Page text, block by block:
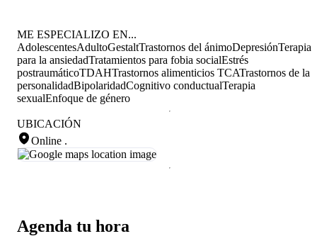
Agenda tu hora
ME ESPECIALIZO EN...
AdolescentesAdultoGestaltTrastornos del ánimoDepresiónTerapia
para la ansiedadTratamientos para fobia socialEstrés
postraumáticoTDAHTrastornos alimenticios TCATrastornos de la
personalidadBipolaridadCognitivo conductualTerapia
sexualEnfoque de género
UBICACIÓN
Online .